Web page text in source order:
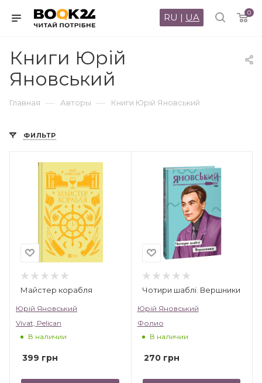
0
RU | UA
Книги Юрій
Яновський
Главная — Авторы — Книги Юрій Яновський
ФИЛЬТР
Майстер корабля
Юрій Яновський
Vivat, Pelican
В наличии
399 грн
Чотири шаблі. Вершники
Юрій Яновський
Фолио
В наличии
270грн